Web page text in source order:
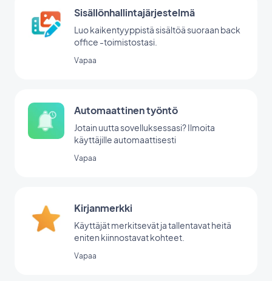
Sisällönhallintajärjestelmä
Luo kaikentyyppistä sisältöä suoraan back
office -toimistostasi.
Vapaa
Automaattinen työntö
Jotain uutta sovelluksessasi? Ilmoita
käyttäjille automaattisesti
Vapaa
Kirjanmerkki
Käyttäjät merkitsevät ja tallentavat heitä
eniten kiinnostavat kohteet.
Vapaa